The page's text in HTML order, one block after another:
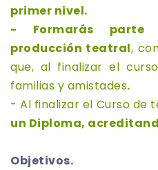
primer nivel.
- Formarás parte
producción teatral,
que, al finalizar el
familias y amistades.
- Al finalizar el Curso de
un Diploma,
Objetivos.